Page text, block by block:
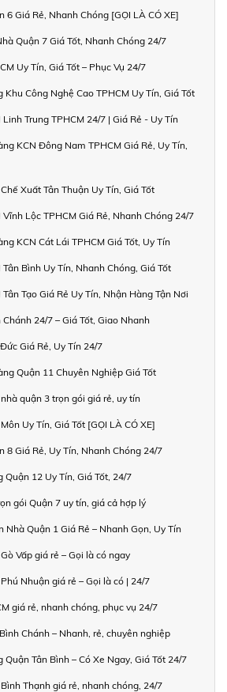
6 Giá Rẻ, Nhanh Chóng [GỌI LÀ CÓ XE]
Quận 7 Giá Tốt, Nhanh Chóng 24/7
Uy Tín, Giá Tốt – Phục Vụ 24/7
Khu Công Nghệ Cao TPHCM Uy Tín, Giá Tốt
Trung TPHCM 24/7 | Giá Rẻ - Uy Tín
KCN Đông Nam TPHCM Giá Rẻ, Uy Tín,
Xuất Tân Thuận Uy Tín, Giá Tốt
Lộc TPHCM Giá Rẻ, Nhanh Chóng 24/7
KCN Cát Lái TPHCM Giá Tốt, Uy Tín
Bình Uy Tín, Nhanh Chóng, Giá Tốt
Tạo Giá Rẻ Uy Tín, Nhận Hàng Tận Nơi
24/7 – Giá Tốt, Giao Nhanh
Giá Rẻ, Uy Tín 24/7
Quận 11 Chuyên Nghiệp Giá Tốt
quận 3 trọn gói giá rẻ, uy tín
Uy Tín, Giá Tốt [GỌI LÀ CÓ XE]
8 Giá Rẻ, Uy Tín, Nhanh Chóng 24/7
Quận 12 Uy Tín, Giá Tốt, 24/7
gói Quận 7 uy tín, giá cả hợp lý
Nhà Quận 1 Giá Rẻ – Nhanh Gọn, Uy Tín
Vấp giá rẻ – Gọi là có ngay
Nhuận giá rẻ – Gọi là có | 24/7
giá rẻ, nhanh chóng, phục vụ 24/7
Chánh – Nhanh, rẻ, chuyên nghiệp
Quận Tân Bình – Có Xe Ngay, Giá Tốt 24/7
Thạnh giá rẻ, nhanh chóng, 24/7